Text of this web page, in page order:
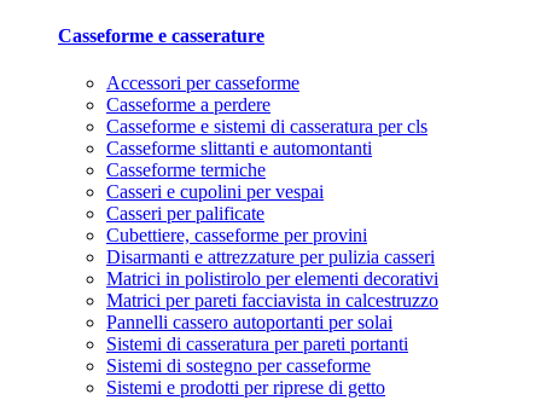
Casseforme e casserature
Accessori per casseforme
Casseforme a perdere
Casseforme e sistemi di casseratura per cls
Casseforme slittanti e automontanti
Casseforme termiche
Casseri e cupolini per vespai
Casseri per palificate
Cubettiere, casseforme per provini
Disarmanti e attrezzature per pulizia casseri
Matrici in polistirolo per elementi decorativi
Matrici per pareti facciavista in calcestruzzo
Pannelli cassero autoportanti per solai
Sistemi di casseratura per pareti portanti
Sistemi di sostegno per casseforme
Sistemi e prodotti per riprese di getto